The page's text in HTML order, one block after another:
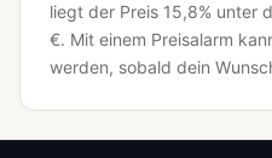
liegt der Preis 15,8% unter
€. Mit einem Preisalarm
werden, sobald dein